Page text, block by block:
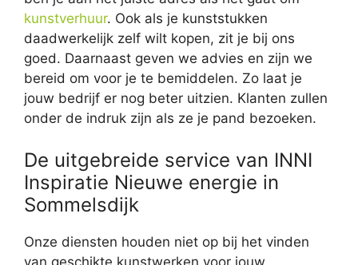
kunstverhuur. Ook als je kunststukken
daadwerkelijk zelf wilt kopen, zit je bij ons
goed. Daarnaast geven we advies en zijn we
bereid om voor je te bemiddelen. Zo laat je
jouw bedrijf er nog beter uitzien. Klanten zullen
onder de indruk zijn als ze je pand bezoeken.
De uitgebreide service van INNI
Inspiratie Nieuwe energie in
Sommelsdijk
Onze diensten houden niet op bij het vinden
van geschikte kunstwerken voor jouw